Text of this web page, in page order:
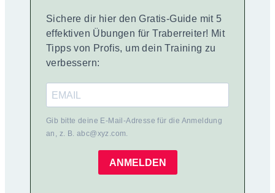
Sichere dir hier den Gratis-Guide mit 5
effektiven Übungen für Traberreiter! Mit
Tipps von Profis, um dein Training zu
verbessern:
Gib bitte deine E-Mail-Adresse für die Anmeldung
an, z. B. abc@xyz.com.
ANMELDEN